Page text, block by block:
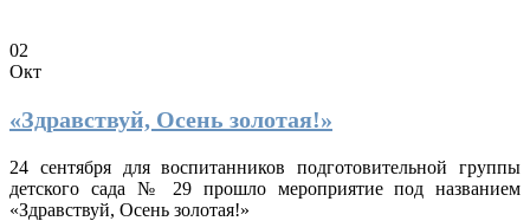
02
Окт
«Здравствуй, Осень золотая!»
24 сентября для воспитанников подготовительной группы
детского сада № 29 прошло мероприятие под названием
«Здравствуй, Осень золотая!»